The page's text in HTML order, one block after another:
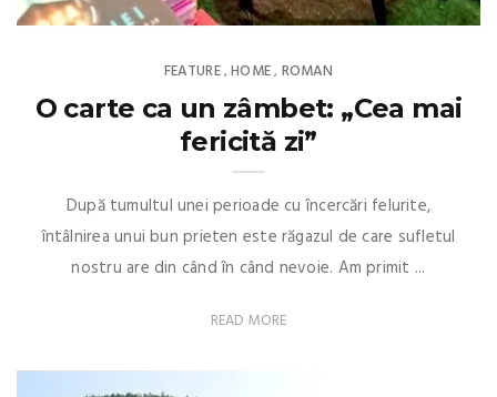
FEATURE,HOME, ROMAN
O carte ca un zâmbet: „Cea mai
fericită zi”
După tumultul unei perioade cu încercări felurite,
întâlnirea unui bun prieten este răgazul de care sufletul
nostru are din când în când nevoie. Am primit ...
READ MORE